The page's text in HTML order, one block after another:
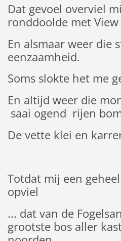
Dat gevoel overviel
ronddoolde met
En alsmaar weer die
eenzaamheid.
Soms slokte het me
En altijd weer die
saai ogend rijen
De vette klei en
Totdat mij een
opviel
... dat van de
grootste bos aller